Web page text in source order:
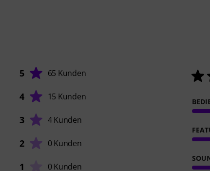
5 65 Kunden
4 15 Kunden
3 4 Kunden
2 0 Kunden
1 0 Kunden